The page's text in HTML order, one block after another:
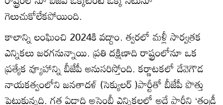
గెలుచుకోలేకపోయింది.
కాలాన్ని లంఘించి 2024కి వద్దాం. త్వరలో మళ్లీ సార్వత్రక
ఎన్నికలు జరగనున్నాయి. ప్రతి దక్షిణాది రాష్ట్రంలోనూ ఒక
ప్రత్యేక వ్యూహాన్ని బీజేపీ అనుసరిస్తోంది. కర్ణాటకలో దేవెగౌడ
నాయకత్వంలోని జనతాదళ్ (సెక్యులర్ )పార్టీతో బీజేపీ పొత్తు
పెట్టుకున్నది. గత ఏడాది అసెంబ్లీ ఎన్నికలలో అదే పార్టీని ‘తండ్రీ